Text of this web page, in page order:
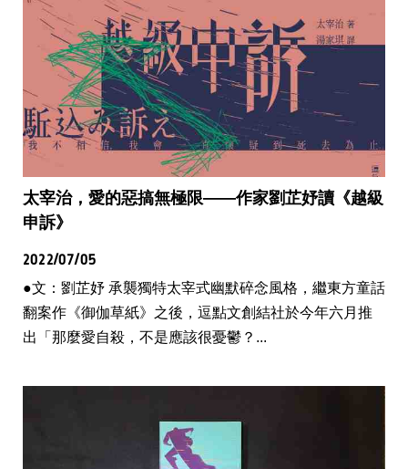
太宰治，愛的惡搞無極限——作家劉芷妤讀《越級
申訴》
2022/07/05
●文：劉芷妤 承襲獨特太宰式幽默碎念風格，繼東方童話
翻案作《御伽草紙》之後，逗點文創結社於今年六月推
出「那麼愛自殺，不是應該很憂鬱？...